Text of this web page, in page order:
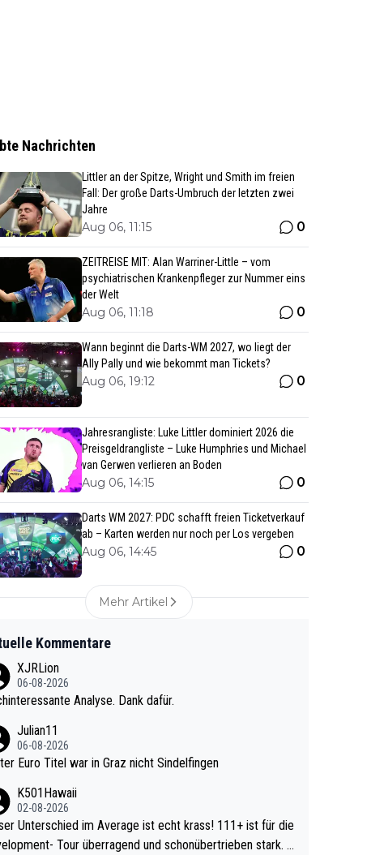
Nachrichten
Littler an der Spitze, Wright und Smith im freien
Fall: Der große Darts-Umbruch der letzten zwei
Jahre
Aug 06, 11:15 0
ZEITREISE MIT: Alan Warriner-Little – vom
psychiatrischen Krankenpfleger zur Nummer eins
der Welt
Aug 06, 11:18 0
Wann beginnt die Darts-WM 2027, wo liegt der
Ally Pally und wie bekommt man Tickets?
Aug 06, 19:12 0
Jahresrangliste: Luke Littler dominiert 2026 die
Preisgeldrangliste – Luke Humphries und Michael
van Gerwen verlieren an Boden
Aug 06, 14:15 0
Darts WM 2027: PDC schafft freien Ticketverkauf
ab – Karten werden nur noch per Los vergeben
Aug 06, 14:45 0
Mehr Artikel
Kommentare
XJRLion
06-08-2026
Analyse. Dank dafür.
Julian11
06-08-2026
Euro Titel war in Graz nicht Sindelfingen
K501Hawaii
02-08-2026
Unterschied im Average ist echt krass! 111+ ist für die
Tour überragend und schonübertrieben stark. U